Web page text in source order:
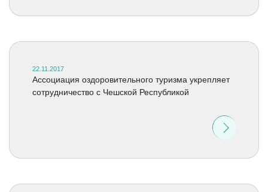
22.11.2017
Ассоциация оздоровительного туризма укрепляет
сотрудничество с Чешской Республикой